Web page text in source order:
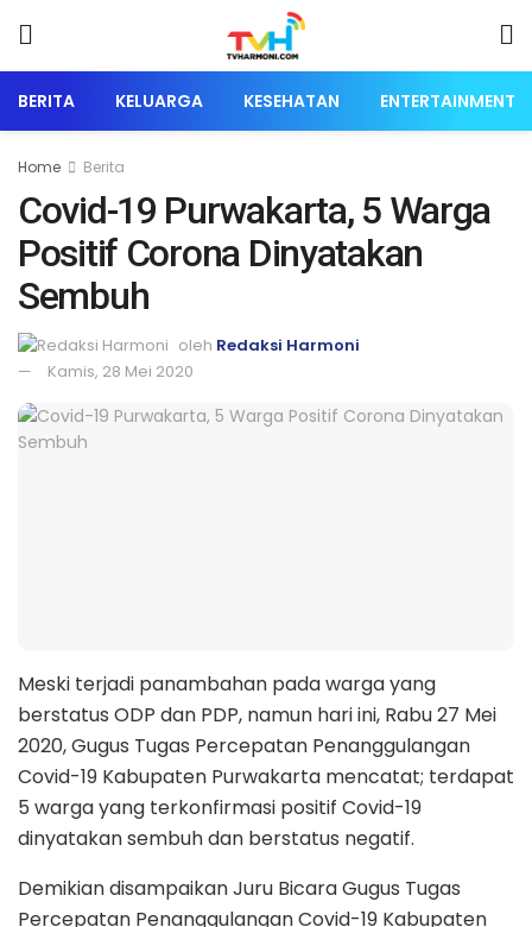
BERITA KELUARGA KESEHATAN ENTERTAINMENT
Home Berita
Covid-19 Purwakarta, 5 Warga
Positif Corona Dinyatakan
Sembuh
oleh Redaksi Harmoni
Kamis, 28 Mei 2020
Meski terjadi panambahan pada warga yang
berstatus ODP dan PDP, namun hari ini, Rabu 27 Mei
2020, Gugus Tugas Percepatan Penanggulangan
Covid-19 Kabupaten Purwakarta mencatat; terdapat
5 warga yang terkonfirmasi positif Covid-19
dinyatakan sembuh dan berstatus negatif.
Demikian disampaikan Juru Bicara Gugus Tugas
Percepatan Penanggulangan Covid-19 Kabupaten